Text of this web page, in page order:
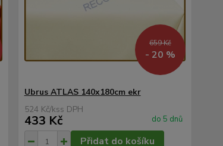
659 Kč
- 20 %
Ubrus ATLAS 140x180cm ekr
524 Kč/ks
433 Kč do 5 dnů
Přidat do košíku